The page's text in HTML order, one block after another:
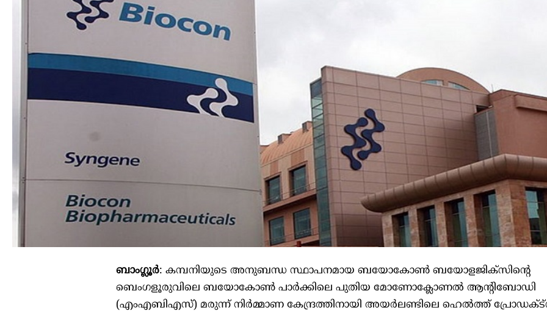
ബാംഗ്ലൂർ: കമ്പനിയുടെ അനുബന്ധ സ്ഥാപനമായ ബയോകോൺ ബയോളജിക്‌സിന്റെ
ബെംഗളൂരുവിലെ ബയോകോൺ പാർക്കിലെ പുതിയ മോണോക്ലോണൽ ആന്റിബോഡി
(എംഎബിഎസ്) മരുന്ന് നിർമ്മാണ കേന്ദ്രത്തിനായി അയർലണ്ടിലെ ഹെൽത്ത്